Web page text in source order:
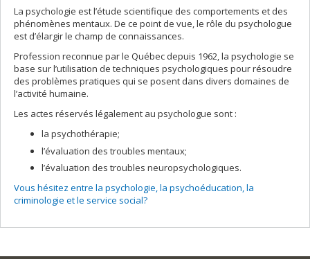
La psychologie est l’étude scientifique des comportements et des
phénomènes mentaux. De ce point de vue, le rôle du psychologue
est d’élargir le champ de connaissances.
Profession reconnue par le Québec depuis 1962, la psychologie se
base sur l’utilisation de techniques psychologiques pour résoudre
des problèmes pratiques qui se posent dans divers domaines de
l’activité humaine.
Les actes réservés légalement au psychologue sont :
la psychothérapie;
l’évaluation des troubles mentaux;
l’évaluation des troubles neuropsychologiques.
Vous hésitez entre la psychologie, la psychoéducation, la
criminologie et le service social?